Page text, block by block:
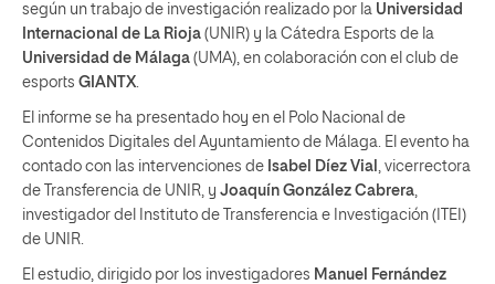
según un trabajo de investigación realizado por la Universidad
Internacional de La Rioja (UNIR) y la Cátedra Esports de la
Universidad de Málaga (UMA), en colaboración con el club de
esports GIANTX
El informe se ha presentado hoy en el Polo Nacional de
Contenidos Digitales del Ayuntamiento de Málaga. El evento ha
contado con las intervenciones de Isabel Díez Vial
, vicerrectora
de Transferencia de UNIR, y Joaquín González Cabrera
investigador del Instituto de Transferencia e Investigación (ITEI)
de UNIR.
El estudio, dirigido por los investigadores Manuel Fernández